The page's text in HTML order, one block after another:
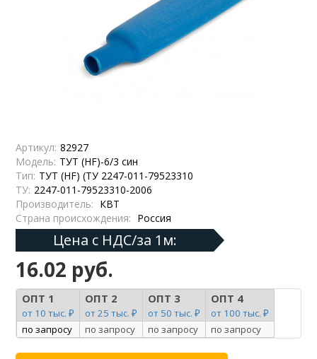
Артикул: 82927
Модель: ТУТ (HF)-6/3 син
Тип: ТУТ (HF) (ТУ 2247-011-79523310
ТУ: 2247-011-79523310-2006
Производитель: КВТ
Страна происхождения: Россия
Цена с НДС/за 1м:
16.02 руб.
ОПТ 1
от 10 тыс. ₽
ОПТ 2
от 25 тыс. ₽
ОПТ 3
от 50 тыс. ₽
ОПТ 4
от 100 тыс. ₽
по запросу
по запросу по запросу по запросу